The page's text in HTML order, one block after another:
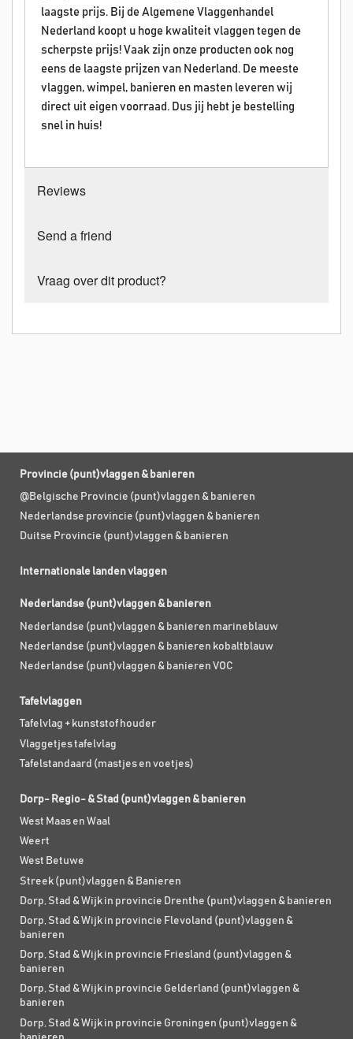
laagste prijs. Bij de Algemene Vlaggenhandel
Nederland koopt u hoge kwaliteit vlaggen tegen de
scherpste prijs! Vaak zijn onze producten ook nog
eens de laagste prijzen van Nederland. De meeste
vlaggen, wimpel, banieren en masten leveren wij
direct uit eigen voorraad. Dus jij hebt je bestelling
snel in huis!
Reviews
Send a friend
Vraag over dit product?
Provincie (punt)vlaggen & banieren
@Belgische Provincie (punt)vlaggen & banieren
Nederlandse provincie (punt)vlaggen & banieren
Duitse Provincie (punt)vlaggen & banieren
Internationale landen vlaggen
Nederlandse (punt)vlaggen & banieren
Nederlandse (punt)vlaggen & banieren marineblauw
Nederlandse (punt)vlaggen & banieren kobaltblauw
Nederlandse (punt)vlaggen & banieren VOC
Tafelvlaggen
Tafelvlag + kunststof houder
Vlaggetjes tafelvlag
Tafelstandaard (mastjes en voetjes)
Dorp- Regio- & Stad (punt)vlaggen & banieren
West Maas en Waal
Weert
West Betuwe
Streek (punt)vlaggen & Banieren
Dorp, Stad & Wijk in provincie Drenthe (punt)vlaggen & banieren
Dorp, Stad & Wijk in provincie Flevoland (punt)vlaggen &
banieren
Dorp, Stad & Wijk in provincie Friesland (punt)vlaggen &
banieren
Dorp, Stad & Wijk in provincie Gelderland (punt)vlaggen &
banieren
Dorp, Stad & Wijk in provincie Groningen (punt)vlaggen &